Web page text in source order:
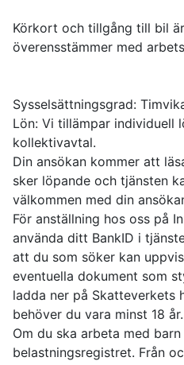
Körkort och tillgång till bil
överensstämmer med
Sysselsättningsgrad:
Lön: Vi tillämpar individuell
kollektivavtal.
Din ansökan kommer att
sker löpande och tjänsten
välkommen med din
För anställning hos oss på
använda ditt BankID i
att du som söker kan
eventuella dokument som
ladda ner på Skatteverkets
behöver du vara minst 18 år.
Om du ska arbeta med
belastningsregistret. Från